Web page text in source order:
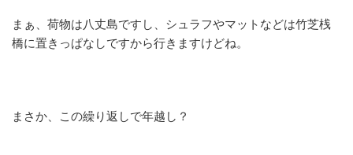
まぁ、荷物は八丈島ですし、シュラフやマットなどは竹芝桟
橋に置きっぱなしですから行きますけどね。
まさか、この繰り返しで年越し？